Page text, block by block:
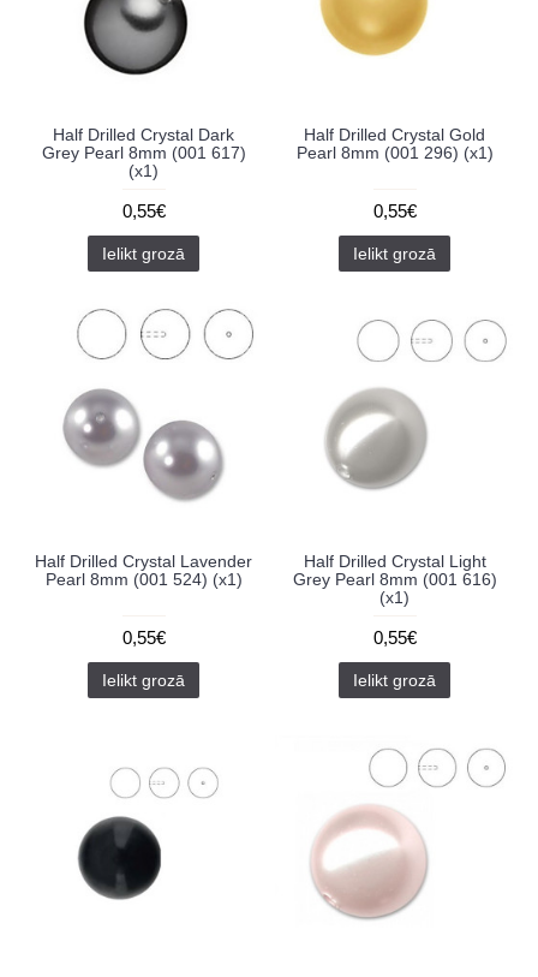
Half Drilled Crystal Dark
Grey Pearl 8mm (001 617)
(x1)
0,55€
Ielikt grozā
Half Drilled Crystal Gold
Pearl 8mm (001 296) (x1)
0,55€
Ielikt grozā
Half Drilled Crystal Lavender
Pearl 8mm (001 524) (x1)
0,55€
Ielikt grozā
Half Drilled Crystal Light
Grey Pearl 8mm (001 616)
(x1)
0,55€
Ielikt grozā